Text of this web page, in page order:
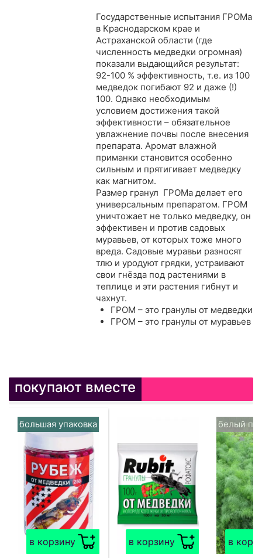
Государственные испытания ГРОМа
в Краснодарском крае и
Астраханской области (где
численность медведки огромная)
показали выдающийся результат:
92-100 % эффективность, т.е. из 100
медведок погибают 92 и даже (!)
100. Однако необходимым
условием достижения такой
эффективности – обязательное
увлажнение почвы после внесения
препарата. Аромат влажной
приманки становится особенно
сильным и прятигивает медведку
как магнитом.
Размер гранул ГРОМа делает его
универсальным препаратом. ГРОМ
уничтожает не только медведку, он
эффективен и против садовых
муравьев, от которых тоже много
вреда. Садовые муравьи разносят
тлю и уродуют грядки, устраивают
свои гнёзда под растениями в
теплице и эти растения гибнут и
чахнут.
ГРОМ – это гранулы от медведки
ГРОМ – это гранулы от муравьев
покупают вместе
в корзину
большая упаковка
в корзину в
белый